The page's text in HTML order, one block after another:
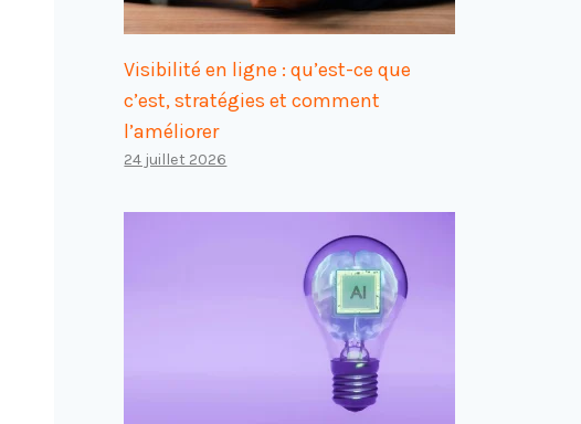
Visibilité en ligne : qu’est-ce que
c’est, stratégies et comment
l’améliorer
24 juillet 2026